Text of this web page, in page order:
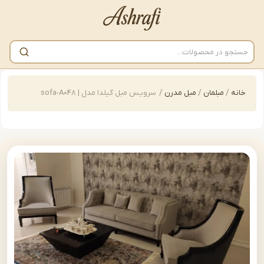
مبلمان/مبل مدرن/ سرویس مبل گیلدا مدل | sofa-A048